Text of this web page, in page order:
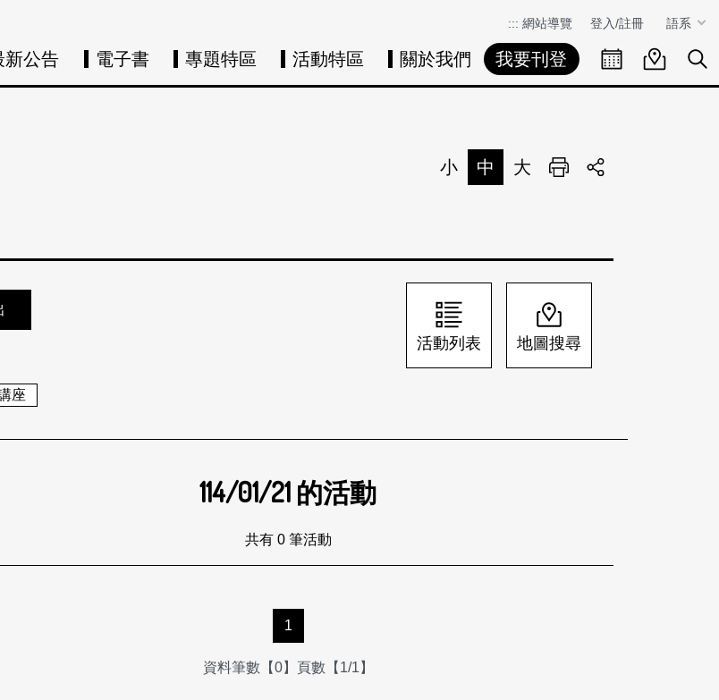
::: 網站導覽 登入/註冊 語系
新公告 電子書 專題特區 活動特區 關於我們 我要刊登 活動日曆活動地圖展
小 中 大 列印
座
活動列表 地圖搜尋
114/01/21 的活動
共有 0 筆活動
1
資料筆數【0】頁數【1/1】